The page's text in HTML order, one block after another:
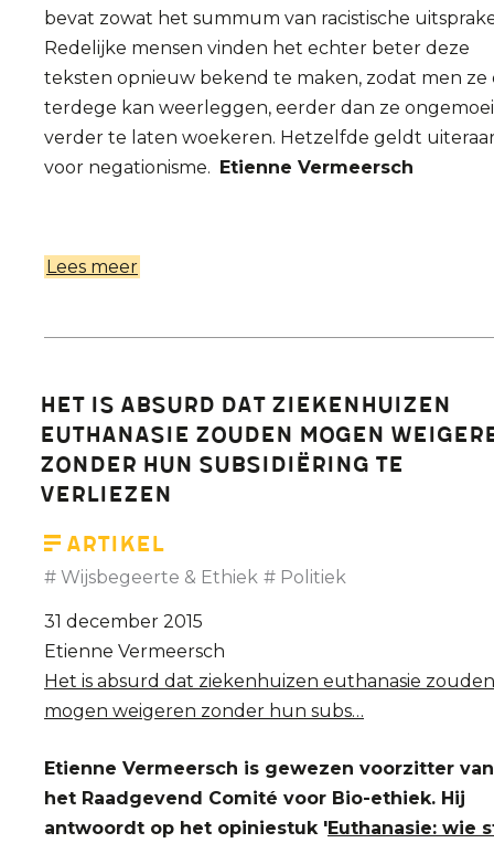
bevat zowat het summum van racistische
Redelijke mensen vinden het echter beter deze
teksten opnieuw bekend te maken, zodat men ze
terdege kan weerleggen, eerder dan ze
verder te laten woekeren. Hetzelfde geldt
voor negationisme. Etienne Vermeersch
Lees meer
(over
negationisme
en
euthanasie)
Het is absurd dat ziekenhuizen
euthanasie zouden mogen
zonder hun subsidiëring te
verliezen
Artikel
Wijsbegeerte & Ethiek Politiek
31 december 2015
Etienne Vermeersch
Het is absurd dat ziekenhuizen euthanasie zouden
mogen weigeren zonder hun subs…
Etienne Vermeersch is gewezen voorzitter van
het Raadgevend Comité voor Bio-ethiek. Hij
antwoordt op het opiniestuk 'Euthanasie: wie